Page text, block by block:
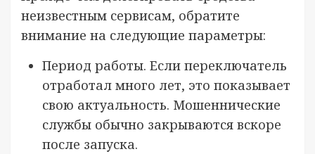
неизвестным сервисам, обратите
внимание на следующие параметры:
Период работы. Если переключатель
отработал много лет, это показывает
свою актуальность. Мошеннические
службы обычно закрываются вскоре
после запуска.